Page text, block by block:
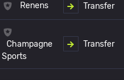
Renens Transfer
Champagne
Sports
Transfer